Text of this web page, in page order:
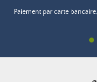
Paiement par carte